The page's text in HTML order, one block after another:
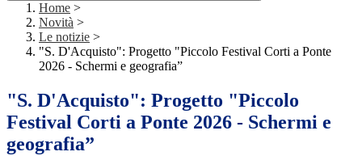
Home >
Novità >
Le notizie >
"S. D'Acquisto": Progetto "Piccolo Festival Corti a Ponte
2026 - Schermi e geografia”
"S. D'Acquisto": Progetto "Piccolo
Festival Corti a Ponte 2026 - Schermi e
geografia”